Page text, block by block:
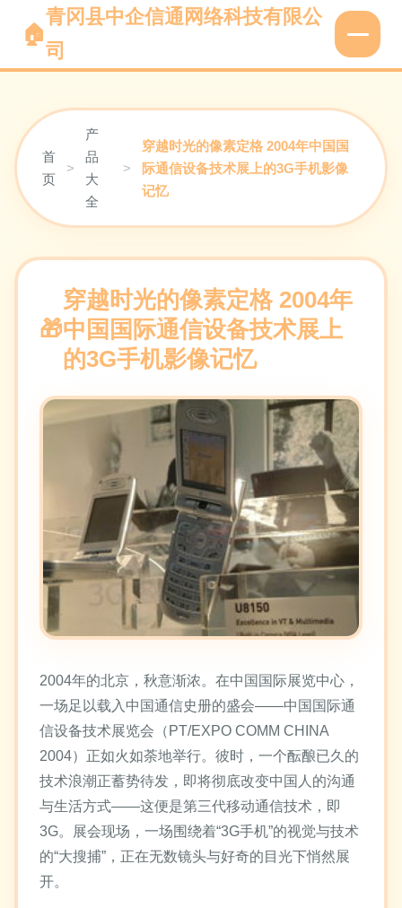
青冈县中企信通网络科技有限公
司
首
页
>
产
品
大
全
>
穿越时光的像素定格 2004年中国国
际通信设备技术展上的3G手机影像
记忆
穿越时光的像素定格 2004年
中国国际通信设备技术展上
的3G手机影像记忆
2004年的北京，秋意渐浓。在中国国际展览中心，
一场足以载入中国通信史册的盛会——中国国际通
信设备技术展览会（PT/EXPO COMM CHINA
2004）正如火如荼地举行。彼时，一个酝酿已久的
技术浪潮正蓄势待发，即将彻底改变中国人的沟通
与生活方式——这便是第三代移动通信技术，即
3G。展会现场，一场围绕着“3G手机”的视觉与技术
的“大搜捕”，正在无数镜头与好奇的目光下悄然展
开。